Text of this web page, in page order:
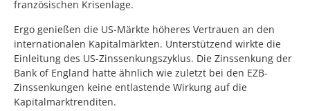
französischen Krisenlage.
Ergo genießen die US-Märkte höheres Vertrauen an den
internationalen Kapitalmärkten. Unterstützend wirkte die
Einleitung des US-Zinssenkungszyklus. Die Zinssenkung der
Bank of England hatte ähnlich wie zuletzt bei den EZB-
Zinssenkungen keine entlastende Wirkung auf die
Kapitalmarktrenditen.